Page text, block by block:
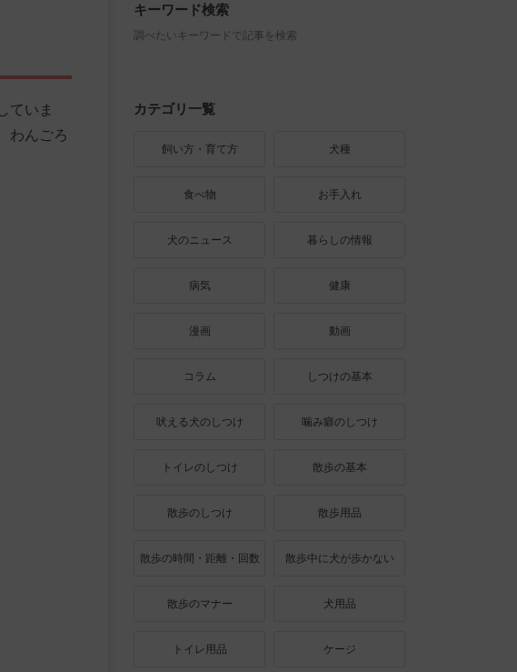
ていま
わんごろ
キーワード検索
調べたいキーワードで記事を検索
カテゴリ一覧
飼い方・育て方 犬種
食べ物 お手入れ
犬のニュース 暮らしの情報
病気 健康
漫画 動画
コラム しつけの基本
吠える犬のしつけ 噛み癖のしつけ
トイレのしつけ 散歩の基本
散歩のしつけ 散歩用品
散歩の時間・距離・回数 散歩中に犬が歩かない
散歩のマナー 犬用品
トイレ用品 ケージ